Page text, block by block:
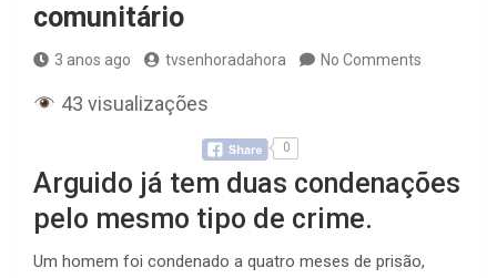
comunitário
3 anos ago tvsenhoradahora No Comments
43 visualizações
0
Arguido já tem duas condenações
pelo mesmo tipo de crime.
Um homem foi condenado a quatro meses de prisão,